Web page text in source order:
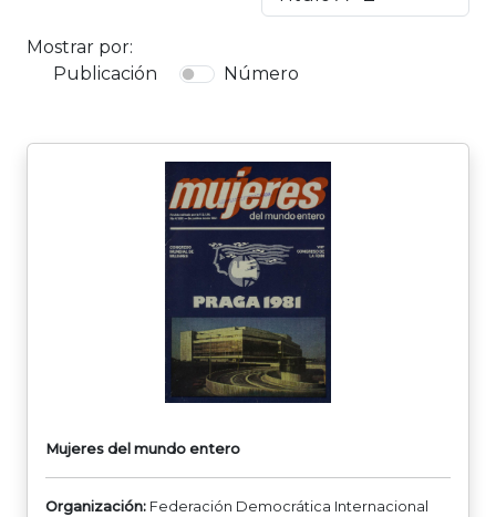
Mostrar por:
Publicación
Número
Mujeres del mundo entero
Organización: Federación Democrática Internacional